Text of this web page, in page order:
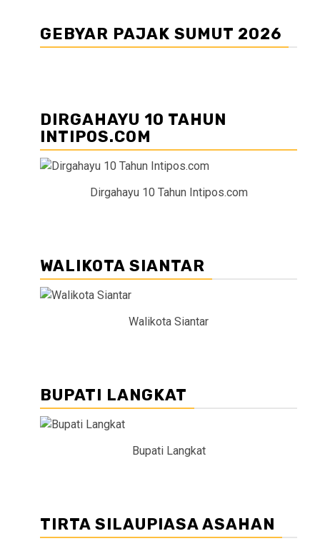
GEBYAR PAJAK SUMUT 2026
DIRGAHAYU 10 TAHUN
INTIPOS.COM
Dirgahayu 10 Tahun Intipos.com
WALIKOTA SIANTAR
Walikota Siantar
BUPATI LANGKAT
Bupati Langkat
TIRTA SILAUPIASA ASAHAN